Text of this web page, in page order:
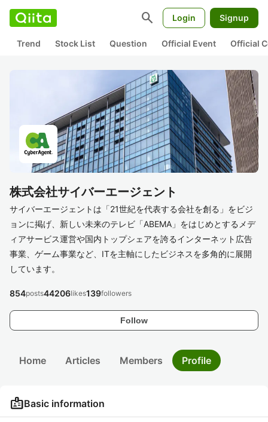
search Login Signup
Trend Stock List Question Official Event Official
株式会社サイバーエージェント
サイバーエージェントは「21世紀を代表する会社を創る」をビジ
ョンに掲げ、新しい未来のテレビ「ABEMA」をはじめとするメデ
ィアサービス運営や国内トップシェアを誇るインターネット広告
事業、ゲーム事業など、ITを主軸にしたビジネスを多角的に展開
しています。
Follow
854posts44206likes139followers
Home Articles Members Profile
badgeBasic information